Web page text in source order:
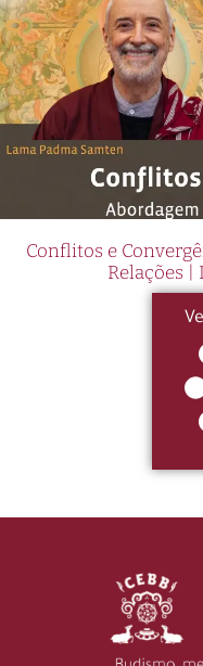
Conflitos e
Relações |